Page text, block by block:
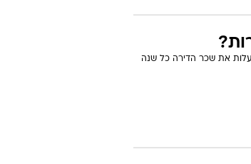
את שכר הדירה כל שנה